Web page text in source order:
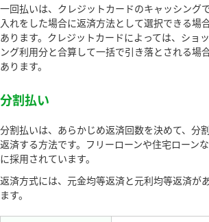
一回払いは、クレジットカードのキャッシング
入れをした場合に返済方法として選択できる場
あります。クレジットカードによっては、ショ
ング利用分と合算して一括で引き落とされる場
あります。
分割払い
分割払いは、あらかじめ返済回数を決めて、分
返済する方法です。フリーローンや住宅ローン
に採用されています。
返済方式には、元金均等返済と元利均等返済が
ます。